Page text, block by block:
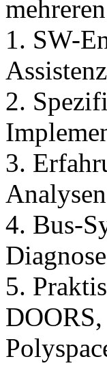
1. SW-
2.
3.
4. Bus-
5.